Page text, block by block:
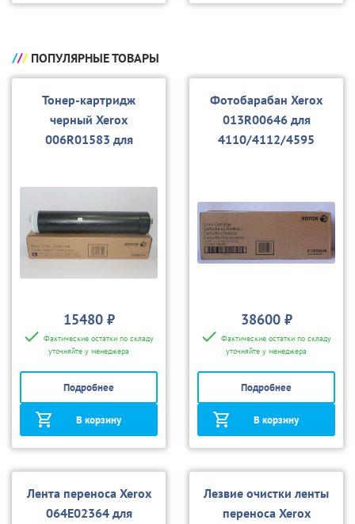
ПОПУЛЯРНЫЕ ТОВАРЫ
Тонер-картридж
черный Xerox
006R01583 для
15480 ₽
Фактические остатки по складу
уточняйте у менеджера
Подробнее
В корзину
Фотобарабан Xerox
013R00646 для
4110/4112/4595
38600 ₽
Фактические остатки по складу
уточняйте у менеджера
Подробнее
В корзину
Лента переноса Xerox
064E02364 для
Лезвие очистки ленты
переноса Xerox